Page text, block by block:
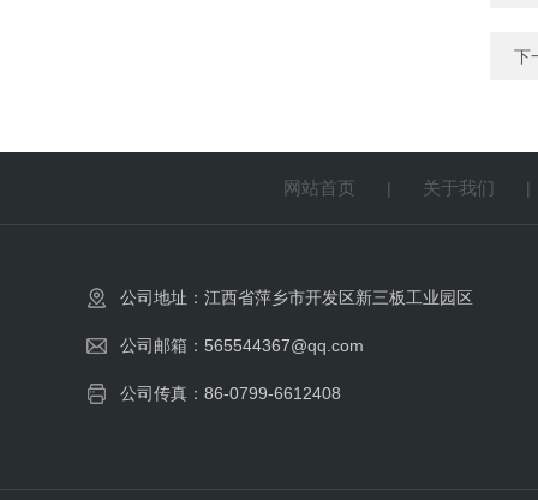
下
网站首页 | 关于我们
公司地址：江西省萍乡市开发区新三板工业园区
公司邮箱：565544367@qq.com
公司传真：86-0799-6612408